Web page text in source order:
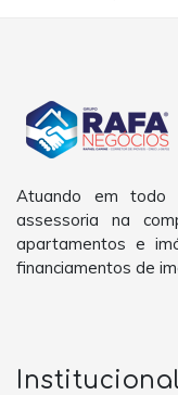
Atuando em todo
assessoria na
apartamentos e
financiamentos de